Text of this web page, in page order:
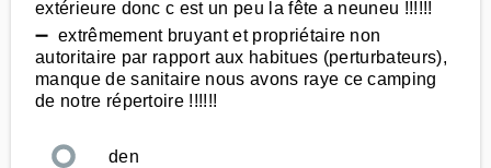
extérieure donc c est un peu la fête a neuneu !!!!!!
➖ extrêmement bruyant et propriétaire non
autoritaire par rapport aux habitues (perturbateurs),
manque de sanitaire nous avons raye ce camping
de notre répertoire !!!!!!
den